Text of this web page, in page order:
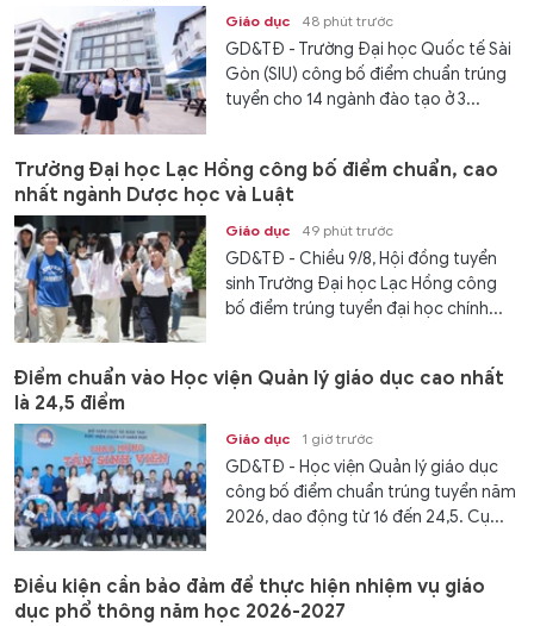
Giáo dục 48 phút trước
GD&TĐ - Trường Đại học Quốc tế Sài
Gòn (SIU) công bố điểm chuẩn trúng
tuyển cho 14 ngành đào tạo ở 3...
Trường Đại học Lạc Hồng công bố điểm chuẩn, cao
nhất ngành Dược học và Luật
Giáo dục 49 phút trước
GD&TĐ - Chiều 9/8, Hội đồng tuyển
sinh Trường Đại học Lạc Hồng công
bố điểm trúng tuyển đại học chính...
Điểm chuẩn vào Học viện Quản lý giáo dục cao nhất
là 24,5 điểm
Giáo dục 1 giờ trước
GD&TĐ - Học viện Quản lý giáo dục
công bố điểm chuẩn trúng tuyển năm
2026, dao động từ 16 đến 24,5. Cụ...
Điều kiện cần bảo đảm để thực hiện nhiệm vụ giáo
dục phổ thông năm học 2026-2027